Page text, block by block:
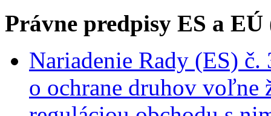
Právne predpisy ES a EÚ
Nariadenie Rady (ES) č.
o ochrane druhov